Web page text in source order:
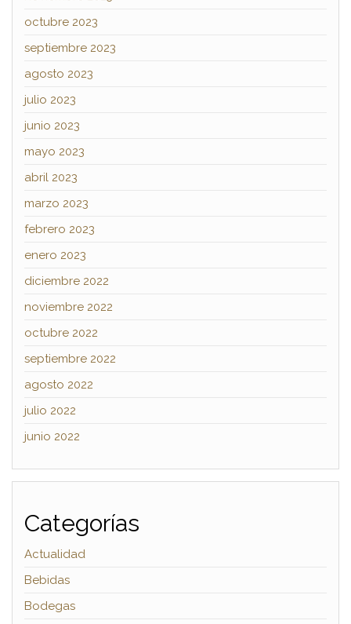
octubre 2023
septiembre 2023
agosto 2023
julio 2023
junio 2023
mayo 2023
abril 2023
marzo 2023
febrero 2023
enero 2023
diciembre 2022
noviembre 2022
octubre 2022
septiembre 2022
agosto 2022
julio 2022
junio 2022
Categorías
Actualidad
Bebidas
Bodegas